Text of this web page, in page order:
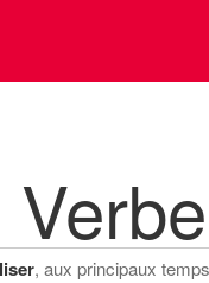
, aux principaux